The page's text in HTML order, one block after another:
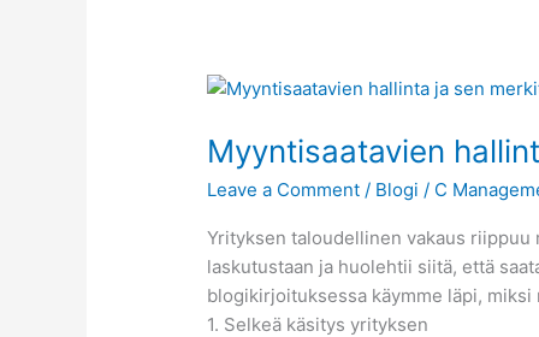
Myyntisaatavien
Leave a Comment / Blogi / C
Yrityksen taloudellinen vakaus
laskutustaan ja huolehtii siitä, että
blogikirjoituksessa käymme läpi,
1. Selkeä käsitys yrityksen
Myyntisaatavien
Miksi
on
avain
yrityksesi
kassavirran
sujuvuuteen?